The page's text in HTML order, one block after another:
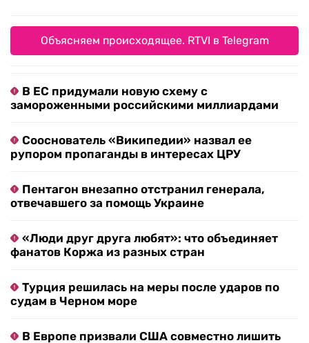
Объясняем происходящее. RTVI в Telegram
В ЕС придумали новую схему с
замороженными российскими миллиардами
Сооснователь «Википедии» назвал ее
рупором пропаганды в интересах ЦРУ
Пентагон внезапно отстранил генерала,
отвечавшего за помощь Украине
«Люди друг друга любят»: что объединяет
фанатов Коржа из разных стран
Турция решилась на меры после ударов по
судам в Черном море
В Европе призвали США совместно лишить